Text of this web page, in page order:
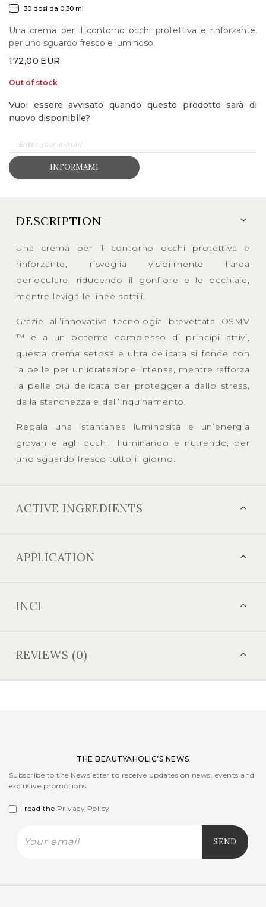
30 dosi da 0,30 ml
Una crema per il contorno occhi protettiva e rinforzante,
per uno sguardo fresco e luminoso.
172,00 EUR
Out of stock
Vuoi essere avvisato quando questo prodotto sarà di
nuovo disponibile?
INFORMAMI
DESCRIPTION
Una crema per il contorno occhi protettiva e
rinforzante, risveglia visibilmente l’area
perioculare, riducendo il gonfiore e le occhiaie,
mentre leviga le linee sottili.
Grazie all’innovativa tecnologia brevettata OSMV
™ e a un potente complesso di principi attivi,
questa crema setosa e ultra delicata si fonde con
la pelle per un’idratazione intensa, mentre rafforza
la pelle più delicata per proteggerla dallo stress,
dalla stanchezza e dall’inquinamento.
Regala una istantanea luminosità e un’energia
giovanile agli occhi, illuminando e nutrendo, per
uno sguardo fresco tutto il giorno.
ACTIVE INGREDIENTS
APPLICATION
INCI
REVIEWS (0)
THE BEAUTYAHOLIC’S NEWS
Subscribe to the Newsletter to receive updates on news, events and
exclusive promotions
I read the Privacy Policy